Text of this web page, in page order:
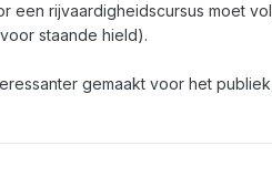
een rijvaardigheidscursus moet
staande hield).
gemaakt voor het